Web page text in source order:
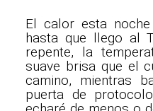
El calor esta
hasta que llego al
repente, la
suave brisa que el
camino, mientras
puerta de